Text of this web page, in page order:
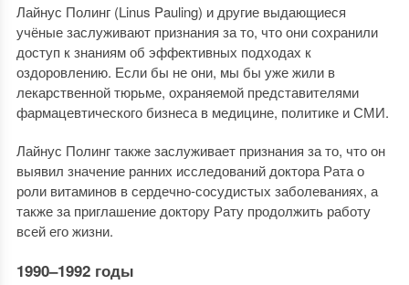
Лайнус Полинг (Linus Pauling) и другие выдающиеся
учёные заслуживают признания за то, что они сохранили
доступ к знаниям об эффективных подходах к
оздоровлению. Если бы не они, мы бы уже жили в
лекарственной тюрьме, охраняемой представителями
фармацевтического бизнеса в медицине, политике и СМИ.
Лайнус Полинг также заслуживает признания за то, что он
выявил значение ранних исследований доктора Рата о
роли витаминов в сердечно-сосудистых заболеваниях, а
также за приглашение доктору Рату продолжить работу
всей его жизни.
1990–1992 годы